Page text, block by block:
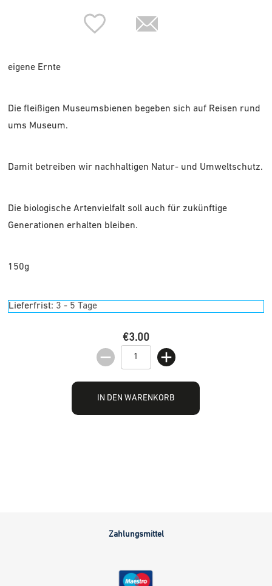
eigene Ernte
Die fleißigen Museumsbienen begeben sich auf Reisen rund
ums Museum.
Damit betreiben wir nachhaltigen Natur- und Umweltschutz.
Die biologische Artenvielfalt soll auch für zukünftige
Generationen erhalten bleiben.
150g
Lieferfrist: 3 - 5 Tage
€3.00
IN DEN WARENKORB
Zahlungsmittel